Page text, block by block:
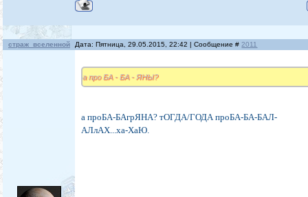
страж_вселенной Дата: Пятница, 29.05.2015, 22:42 | Сообщение #2011
а про БА - БА - ЯНЫ?
а проБА-БАгрЯНА? тОГДА/ГОДА проБА-БА-БАЛ-
АЛлАХ...ха-ХаЮ.